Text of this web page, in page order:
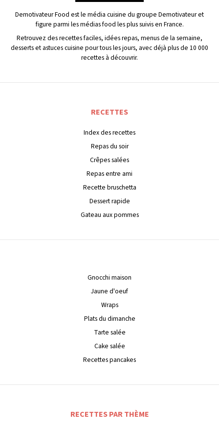
Demotivateur Food est le média cuisine du groupe Demotivateur et
figure parmi les médias food les plus suivis en France.
Retrouvez des recettes faciles, idées repas, menus de la semaine,
desserts et astuces cuisine pour tous les jours, avec déjà plus de 10 000
recettes à découvrir.
RECETTES
Index des recettes
Repas du soir
Crêpes salées
Repas entre ami
Recette bruschetta
Dessert rapide
Gateau aux pommes
Gnocchi maison
Jaune d'oeuf
Wraps
Plats du dimanche
Tarte salée
Cake salée
Recettes pancakes
RECETTES PAR THÈME